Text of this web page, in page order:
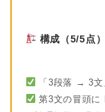
構成（5/5点
「3段落 → 3文
第3文の冒頭に